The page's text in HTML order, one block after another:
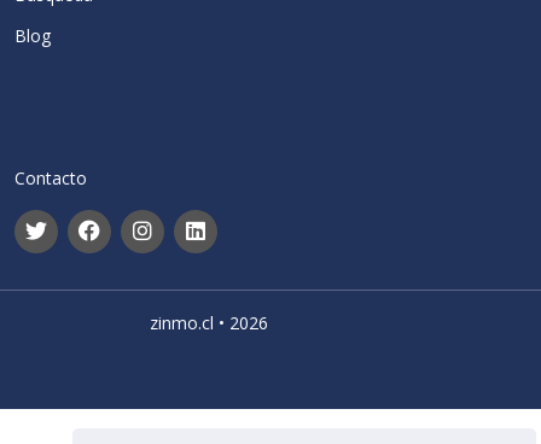
Blog
Contacto
zinmo.cl • 2026